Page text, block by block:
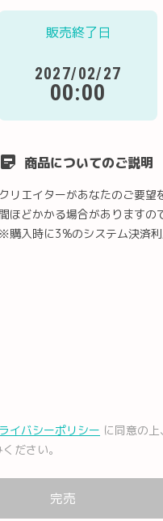
販売終了日
2027/02/27
00:00
商品についてのご説明
クリエイターがあなたのご要
間ほどかかる場合がありますの
※購入時に3%のシステム決済
イバシーポリシー に同意の上
ださい。
完売